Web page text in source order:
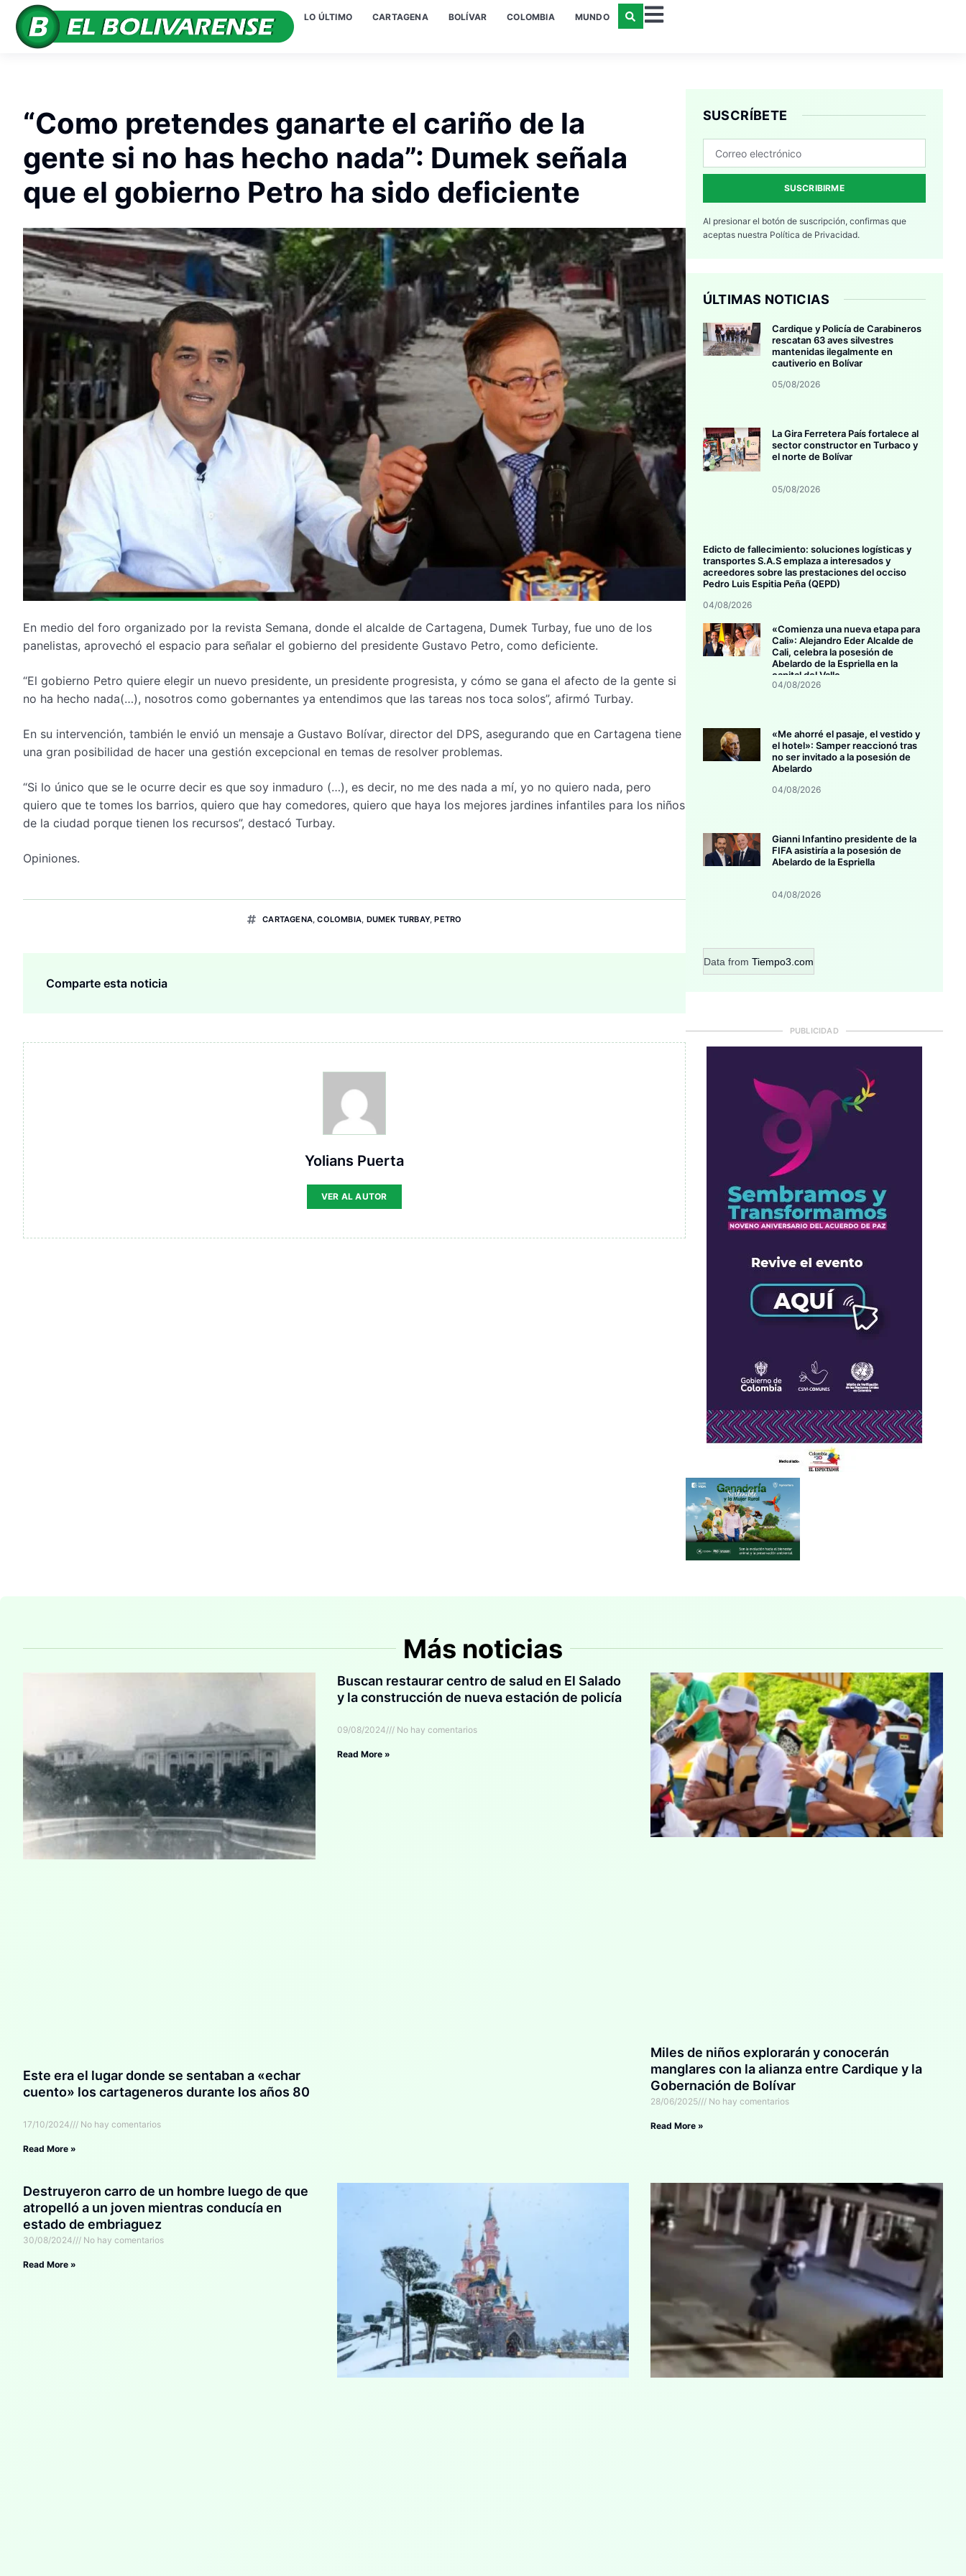
LO ÚLTIMO CARTAGENA BOLÍVAR COLOMBIA MUNDO
“Como pretendes ganarte el cariño de la
gente si no has hecho nada”: Dumek señala
que el gobierno Petro ha sido deficiente
En medio del foro organizado por la revista Semana, donde el alcalde de Cartagena, Dumek Turbay, fue uno de los
panelistas, aprovechó el espacio para señalar el gobierno del presidente Gustavo Petro, como deficiente.
“El gobierno Petro quiere elegir un nuevo presidente, un presidente progresista, y cómo se gana el afecto de la gente si
no ha hecho nada(…), nosotros como gobernantes ya entendimos que las tareas nos toca solos”, afirmó Turbay.
En su intervención, también le envió un mensaje a Gustavo Bolívar, director del DPS, asegurando que en Cartagena tiene
una gran posibilidad de hacer una gestión excepcional en temas de resolver problemas.
“Si lo único que se le ocurre decir es que soy inmaduro (…), es decir, no me des nada a mí, yo no quiero nada, pero
quiero que te tomes los barrios, quiero que hay comedores, quiero que haya los mejores jardines infantiles para los niños
de la ciudad porque tienen los recursos”, destacó Turbay.
Opiniones.
CARTAGENA,COLOMBIA, DUMEK TURBAY,PETRO
Comparte esta noticia
Yolians Puerta
VER AL AUTOR
SUSCRÍBETE
SUSCRIBIRME
Al presionar el botón de suscripción, confirmas que
aceptas nuestra Política de Privacidad.
ÚLTIMAS NOTICIAS
Cardique y Policía de Carabineros
rescatan 63 aves silvestres
mantenidas ilegalmente en
cautiverio en Bolívar
05/08/2026
La Gira Ferretera País fortalece al
sector constructor en Turbaco y
el norte de Bolívar
05/08/2026
Edicto de fallecimiento: soluciones logísticas y
transportes S.A.S emplaza a interesados y
acreedores sobre las prestaciones del occiso
Pedro Luis Espitia Peña (QEPD)
04/08/2026
«Comienza una nueva etapa para
Cali»: Alejandro Eder Alcalde de
Cali, celebra la posesión de
Abelardo de la Espriella en la
capital del Valle
04/08/2026
«Me ahorré el pasaje, el vestido y
el hotel»: Samper reaccionó tras
no ser invitado a la posesión de
Abelardo
04/08/2026
Gianni Infantino presidente de la
FIFA asistiría a la posesión de
Abelardo de la Espriella
04/08/2026
Data from Tiempo3.com
PUBLICIDAD
Más noticias
Este era el lugar donde se sentaban a «echar
cuento» los cartageneros durante los años 80
17/10/2024 No hay comentarios
Read More »
Buscan restaurar centro de salud en El Salado
y la construcción de nueva estación de policía
09/08/2024 No hay comentarios
Read More »
Miles de niños explorarán y conocerán
manglares con la alianza entre Cardique y la
Gobernación de Bolívar
28/06/2025 No hay comentarios
Read More »
Destruyeron carro de un hombre luego de que
atropelló a un joven mientras conducía en
estado de embriaguez
30/08/2024 No hay comentarios
Read More »